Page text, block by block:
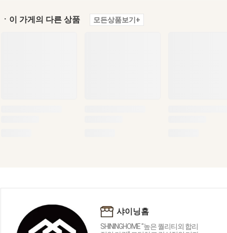
ㆍ이 가게의 다른 상품 모든상품보기+
샤이닝홈
SHININGHOME "높은 퀄리티외 합리